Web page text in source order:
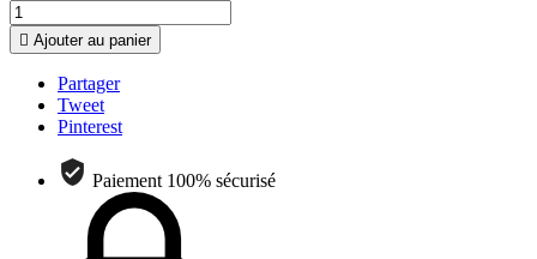
 Ajouter au panier
Partager
Tweet
Pinterest
Paiement 100% sécurisé